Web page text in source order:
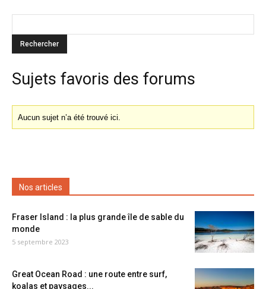
Sujets favoris des forums
Aucun sujet n’a été trouvé ici.
Nos articles
Fraser Island : la plus grande île de sable du
monde
5 septembre 2023
Great Ocean Road : une route entre surf,
koalas et paysages...